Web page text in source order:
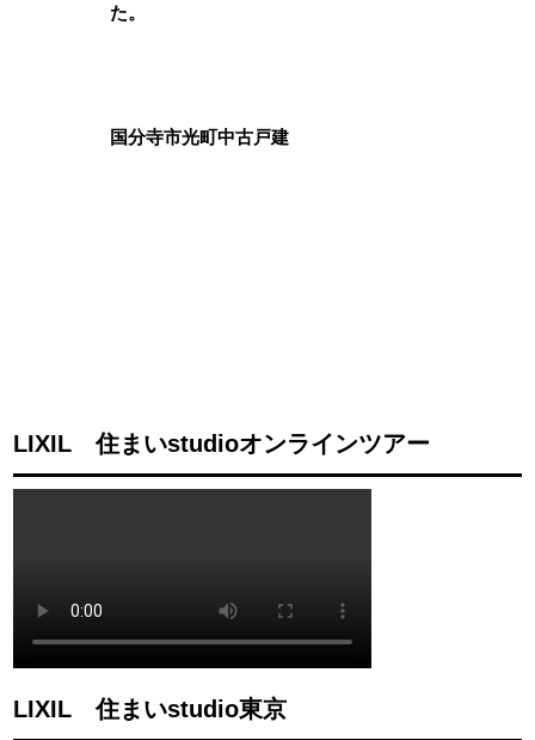
た。
国分寺市光町中古戸建
LIXIL 住まいstudioオンラインツアー
LIXIL 住まいstudio東京